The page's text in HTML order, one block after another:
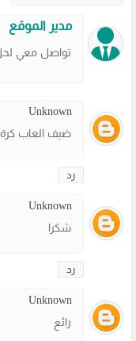
مدير الموقع
تواصل معي
Unknown
ضيف العاب
رد
Unknown
شكرا
رد
Unknown
رائع